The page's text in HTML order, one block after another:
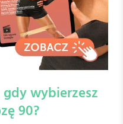
wybierzesz
90?